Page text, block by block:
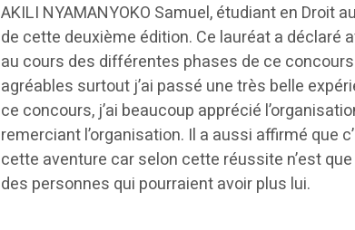
AKILI NYAMANYOKO Samuel, étudiant en Droit
de cette deuxième édition. Ce lauréat a déclaré
au cours des différentes phases de ce
agréables surtout j’ai passé une très belle
ce concours, j’ai beaucoup apprécié
remerciant l’organisation. Il a aussi affirmé que
cette aventure car selon cette réussite n’est
des personnes qui pourraient avoir plus lui.